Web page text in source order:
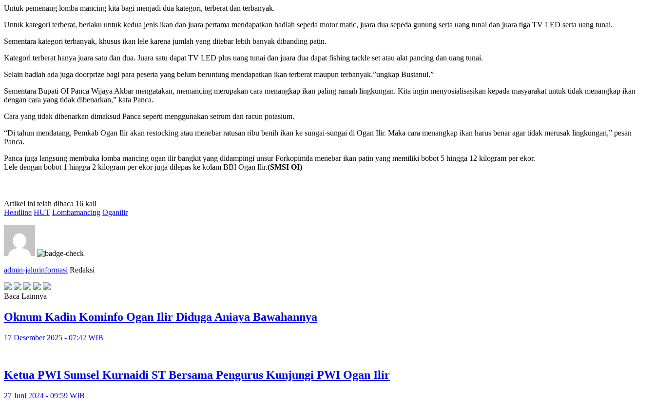
Untuk pemenang lomba mancing kita bagi menjadi dua kategori, terberat dan terbanyak.
Untuk kategori terberat, berlaku untuk kedua jenis ikan dan juara pertama mendapatkan hadiah sepeda motor matic, juara dua sepeda gunung serta uang tunai dan juara tiga TV LED serta uang tunai.
Sementara kategori terbanyak, khusus ikan lele karena jumlah yang ditebar lebih banyak dibanding patin.
Kategori terberat hanya juara satu dan dua. Juara satu dapat TV LED plus uang tunai dan juara dua dapat fishing tackle set atau alat pancing dan uang tunai.
Selain hadiah ada juga doorprize bagi para peserta yang belum beruntung mendapatkan ikan terberat maupun terbanyak.”ungkap Bustanul.”
Sementara Bupati OI Panca Wijaya Akbar mengatakan, memancing merupakan cara menangkap ikan paling ramah lingkungan. Kita ingin menyosialisasikan kepada masyarakat untuk tidak menangkap ikan
dengan cara yang tidak dibenarkan,” kata Panca.
Cara yang tidak dibenarkan dimaksud Panca seperti menggunakan setrum dan racun potasium.
“Di tahun mendatang, Pemkab Ogan Ilir akan restocking atau menebar ratusan ribu benih ikan ke sungai-sungai di Ogan Ilir. Maka cara menangkap ikan harus benar agar tidak merusak lingkungan,” pesan
Panca.
Panca juga langsung membuka lomba mancing ogan ilir bangkit yang didampingi unsur Forkopimda menebar ikan patin yang memiliki bobot 5 hingga 12 kilogram per ekor.
Lele dengan bobot 1 hingga 2 kilogram per ekor juga dilepas ke kolam BBI Ogan Ilir.(SMSI OI)
Artikel ini telah dibaca 16 kali
Headline HUT Lombamancing Oganilir
admin-jalurinformasi Redaksi
Baca Lainnya
Oknum Kadin Kominfo Ogan Ilir Diduga Aniaya Bawahannya
17 Desember 2025 - 07:42 WIB
Ketua PWI Sumsel Kurnaidi ST Bersama Pengurus Kunjungi PWI Ogan Ilir
27 Juni 2024 - 09:59 WIB